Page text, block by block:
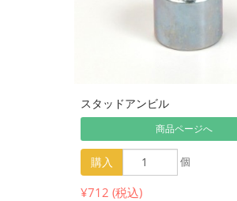
スタッドアンビル
商品ページへ
購入 個
¥712 (税込)